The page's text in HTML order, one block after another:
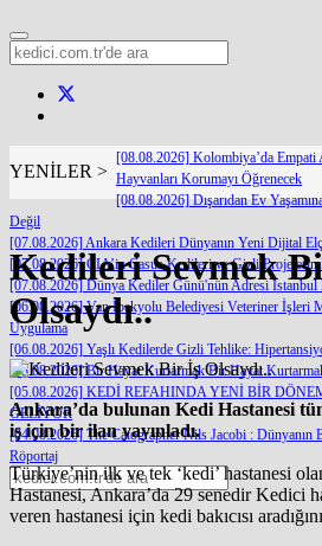
YENİLER >
[08.08.2026] Kolombiya’da Empati
Hayvanları Korumayı Öğrenecek
[08.08.2026] Dışarıdan Ev
Değil
[07.08.2026] Ankara Kedileri Dünyanın Yeni Dijital
[07.08.2026] CIA’in Casus Kedileri ve Gizli Projelerin
[07.08.2026] Dünya Kediler Günü'nün Adresi
[06.08.2026] Van İpekyolu Belediyesi Veteriner İşleri
Uygulama
[06.08.2026] Yaşlı Kedilerde Gizli Tehlike:
[05.08.2026] Bir Hayat Kurtarmak Bir Hayat
[05.08.2026] KEDİ REFAHINDA YENİ BİR
GELİYOR
[04.08.2026] The Catographer Nils Jacobi : Dünyanın
Röportaj
Kedileri Sevmek
Olsaydı..
Ankara’da bulunan Kedi Hastanesi
iş için bir ilan yayınladı.
Türkiye’nin ilk ve tek ‘kedi’ hastanesi
Hastanesi, Ankara’da 29 senedir Kedici
veren hastanesi için kedi bakıcısı